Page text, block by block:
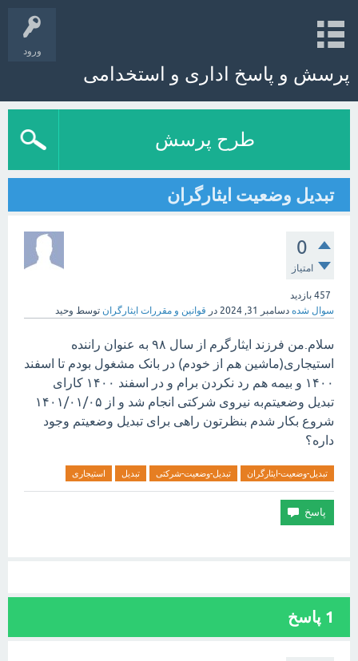
ورود
پرسش و پاسخ اداری و استخدامی
طرح پرسش
تبدیل وضعیت ایثارگران
0
امتیاز
457 بازدید
سوال شده دسامبر 31, 2024 در قوانین و مقررات ایثارگران توسط وحید
سلام.من فرزند ایثارگرم از سال ۹۸ به عنوان راننده
استیجاری(ماشین هم از خودم) در بانک مشغول بودم تا اسفند
۱۴۰۰ و بیمه هم رد نکردن برام و در اسفند ۱۴۰۰ کارای
تبدیل وضعیتم‌به نیروی شرکتی انجام شد و از ۱۴۰۱/۰۱/۰۵
شروع بکار شدم بنظرتون راهی برای تبدیل وضعیتم وجود
داره؟
تبدیل-وضعیت-ایثارگران تبدیل-وضعیت-شرکتی تبدیل استیجاری
1 پاسخ